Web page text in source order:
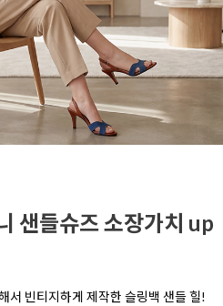
샌들슈즈 소장가치 up
서 빈티지하게 제작한 슬링백 샌들 힐!